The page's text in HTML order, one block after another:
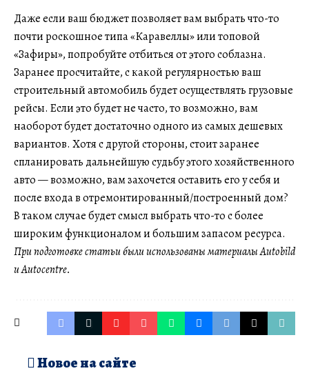
Даже если ваш бюджет позволяет вам выбрать что-то
почти роскошное типа «Каравеллы» или топовой
«Зафиры», попробуйте отбиться от этого соблазна.
Заранее просчитайте, с какой регулярностью ваш
строительный автомобиль будет осуществлять грузовые
рейсы. Если это будет не часто, то возможно, вам
наоборот будет достаточно одного из самых дешевых
вариантов. Хотя с другой стороны, стоит заранее
спланировать дальнейшую судьбу этого хозяйственного
авто — возможно, вам захочется оставить его у себя и
после входа в отремонтированный/построенный дом?
В таком случае будет смысл выбрать что-то с более
широким функционалом и большим запасом ресурса.
При подготовке статьи были использованы материалы Autobild
и Autocentre.
Новое на сайте